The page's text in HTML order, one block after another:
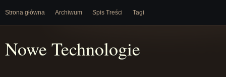
Strona główna Archiwum Spis Treści Tagi
Nowe Technologie